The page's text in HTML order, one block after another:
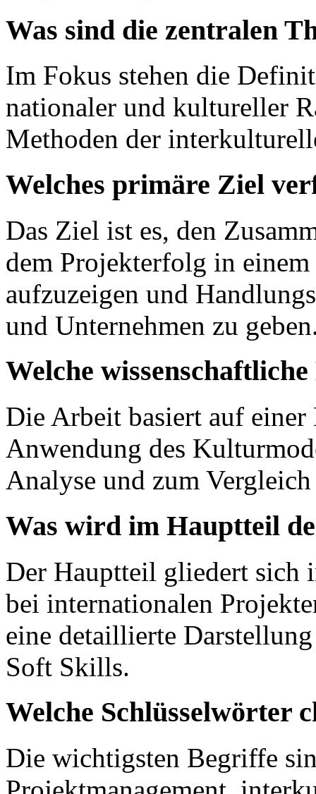
Was sind die zentralen
Im Fokus stehen die
nationaler und kultureller
Methoden der
Welches primäre Ziel
Das Ziel ist es, den
dem Projekterfolg in
aufzuzeigen und
und Unternehmen zu
Welche
Die Arbeit basiert auf
Anwendung des
Analyse und zum
Was wird im Hauptteil
Der Hauptteil gliedert sich
bei internationalen
eine detaillierte
Soft Skills.
Welche Schlüsselwörter
Die wichtigsten Begriffe